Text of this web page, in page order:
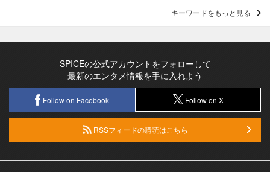
キーワードをもっと見る
SPICEの公式アカウントをフォローして
最新のエンタメ情報を手に入れよう
Follow on Facebook Follow on X
RSSフィードの購読はこちら